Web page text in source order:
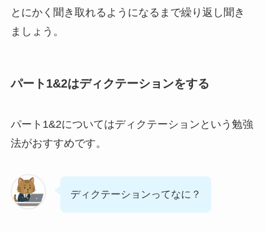
とにかく聞き取れるようになるまで繰り返し聞き
ましょう。
パート1&2はディクテーションをする
パート1&2についてはディクテーションという勉強
法がおすすめです。
ディクテーションってなに？